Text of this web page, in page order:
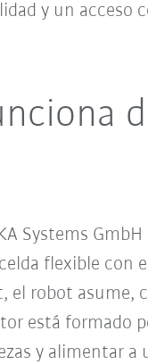
y un
Systems
flexible con el
el robot
está formado
y alimentar a